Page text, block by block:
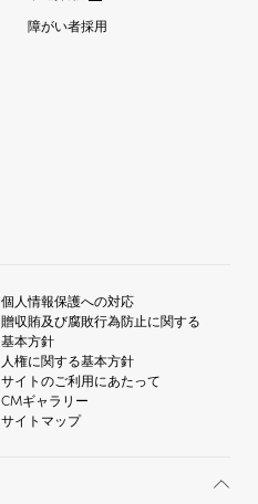
障がい者採用
個人情報保護への対応
贈収賄及び腐敗行為防止に関する
基本方針
人権に関する基本方針
サイトのご利用にあたって
CMギャラリー
サイトマップ